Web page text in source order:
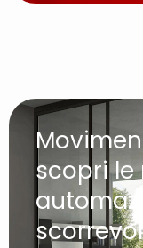
scopri le